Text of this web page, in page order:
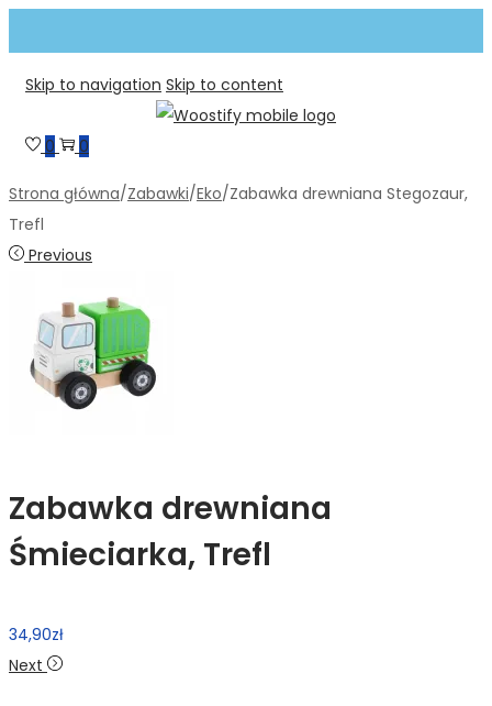
Skip to navigation Skip to content
0 0
Strona główna/Zabawki/Eko/Zabawka drewniana Stegozaur,
Trefl
Previous
Zabawka drewniana
Śmieciarka, Trefl
34,90zł
Next